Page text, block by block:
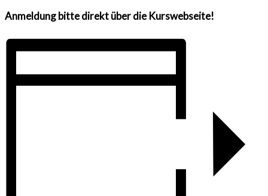
Anmeldung bitte direkt über die Kurswebseite!